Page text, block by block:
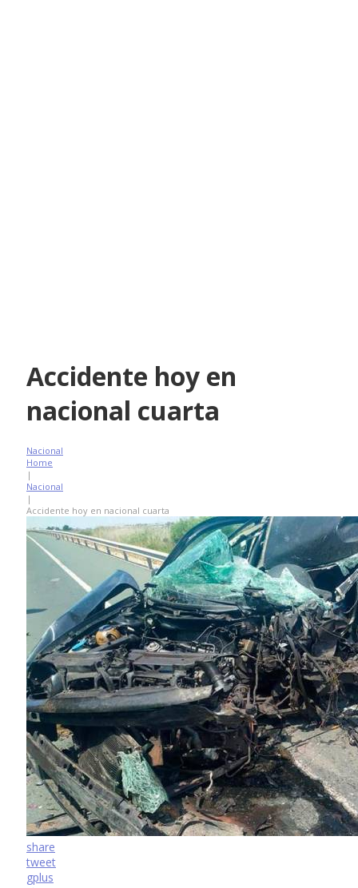
Accidente hoy en
nacional cuarta
Nacional
Home
|
Nacional
|
Accidente hoy en nacional cuarta
share
tweet
gplus